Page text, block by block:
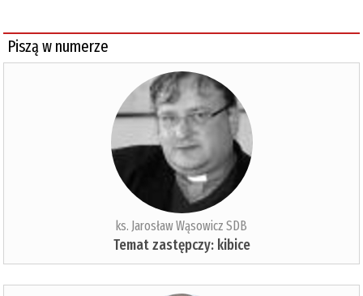
Piszą w numerze
ks. Jarosław Wąsowicz SDB
Temat zastępczy: kibice